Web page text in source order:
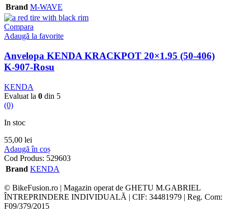
Brand M-WAVE
Compara
Adaugă la favorite
Anvelopa KENDA KRACKPOT 20×1.95 (50-406)
K-907-Rosu
KENDA
Evaluat la 0 din 5
(0)
In stoc
55,00 lei
Adaugă în coș
Cod Produs: 529603
Brand KENDA
© BikeFusion.ro | Magazin operat de GHETU M.GABRIEL
ÎNTREPRINDERE INDIVIDUALĂ | CIF: 34481979 | Reg. Com:
F09/379/2015